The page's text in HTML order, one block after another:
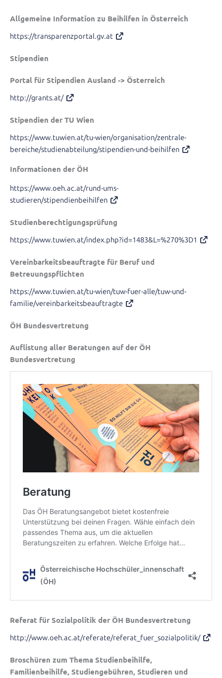
Allgemeine Information zu Beihilfen in Österreich
https://transparenzportal.gv.at
Stipendien
Portal für Stipendien Ausland -> Österreich
http://grants.at/
Stipendien der TU Wien
https://www.tuwien.at/tu-wien/organisation/zentrale-
bereiche/studienabteilung/stipendien-und-beihilfen
Informationen der ÖH
https://www.oeh.ac.at/rund-ums-
studieren/stipendienbeihilfen
Studienberechtigungsprüfung
https://www.tuwien.at/index.php?id=1483&L=%270%3D1
Vereinbarkeitsbeauftragte für Beruf und
Betreuungspflichten
https://www.tuwien.at/tu-wien/tuw-fuer-alle/tuw-und-
familie/vereinbarkeitsbeauftragte
ÖH Bundesvertretung
Auflistung aller Beratungen auf der ÖH
Bundesvertretung
Referat für Sozialpolitik der ÖH Bundesvertretung
http://www.oeh.ac.at/referate/referat_fuer_sozialpolitik/
Broschüren zum Thema Studienbeihilfe,
Familienbeihilfe, Studiengebühren, Studieren und